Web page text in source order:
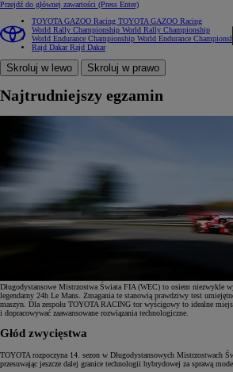
Przejdź do głównej zawartości (Press Enter)
TOYOTA GAZOO Racing TOYOTA GAZOO Racing
World Rally Championship World Rally Championship
World Endurance Championship World Endurance
Rajd DakarRajd Dakar
Skroluj w lewo Skroluj w prawo
Najtrudniejszy egzamin
Długodystansowe Mistrzostwa Świata FIA (WEC) to osiem niezwykle
legendarny 24h Le Mans. Zmagania te stanowią prawdziwy test
maszyn. Dla zespołu TOYOTA RACING tor wyścigowy to idealne
i dopracowywać zaawansowane rozwiązania technologiczne.
Głód zwycięstwa
TOYOTA rozpoczyna 14. sezon w Długodystansowych Mistrzostwach
przesuwając jeszcze dalej granice technologii hybrydowej za sprawą